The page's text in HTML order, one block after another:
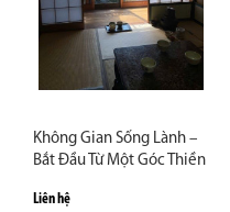
Không Gian Sống Lành –
Bắt Đầu Từ Một Góc Thiền
Liên hệ